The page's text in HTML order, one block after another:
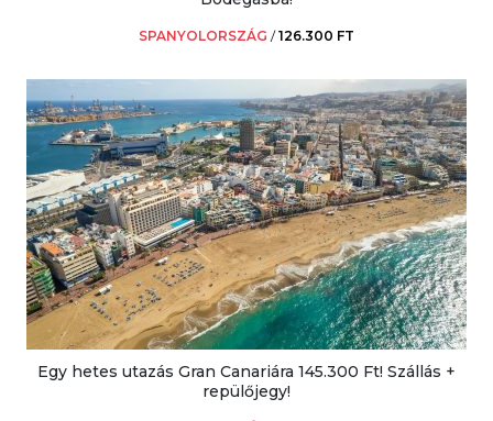
SPANYOLORSZÁG /126.300 FT
Egy hetes utazás Gran Canariára 145.300 Ft! Szállás +
repülőjegy!